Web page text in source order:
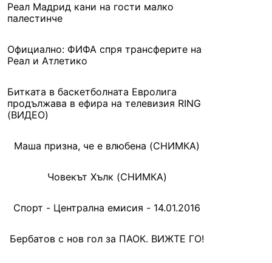
Реал Мадрид кани на гости малко
палестинче
Официално: ФИФА спря трансферите на
Реал и Атлетико
Битката в баскетболната Евролига
продължава в ефира на телевизия RING
(ВИДЕО)
Маша призна, че е влюбена (СНИМКА)
Човекът Хълк (СНИМКА)
Спорт - Централна емисия - 14.01.2016
Бербатов с нов гол за ПАОК. ВИЖТЕ ГО!